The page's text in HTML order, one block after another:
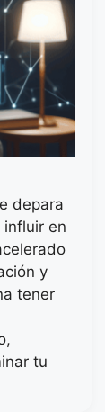
depara
en
y
tener
tu